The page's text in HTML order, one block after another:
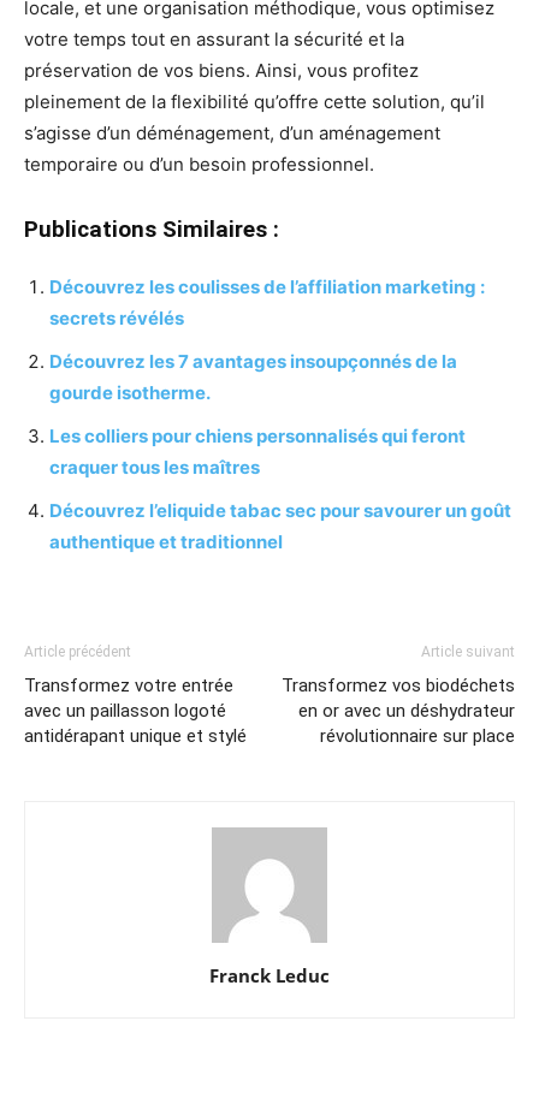
locale, et une organisation méthodique, vous optimisez
votre temps tout en assurant la sécurité et la
préservation de vos biens. Ainsi, vous profitez
pleinement de la flexibilité qu’offre cette solution, qu’il
s’agisse d’un déménagement, d’un aménagement
temporaire ou d’un besoin professionnel.
Publications Similaires :
Découvrez les coulisses de l’affiliation marketing :
secrets révélés
Découvrez les 7 avantages insoupçonnés de la
gourde isotherme.
Les colliers pour chiens personnalisés qui feront
craquer tous les maîtres
Découvrez l’eliquide tabac sec pour savourer un goût
authentique et traditionnel
Article précédent
Transformez votre entrée
avec un paillasson logoté
antidérapant unique et stylé
Article suivant
Transformez vos biodéchets
en or avec un déshydrateur
révolutionnaire sur place
Franck Leduc